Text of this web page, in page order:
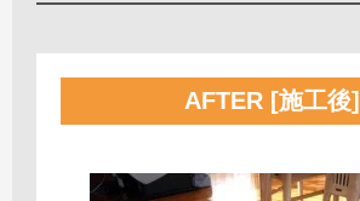
AFTER [施工後]